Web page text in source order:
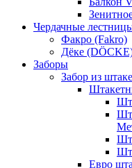
Чердачные
Факро (Fakro)
Дёке
Заборы
Забор из
Евро